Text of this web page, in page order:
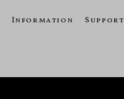
Information Support